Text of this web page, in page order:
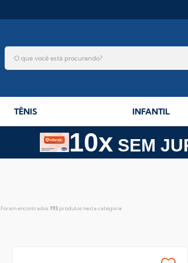
TÊNIS INFANTIL
10x SEM
Foram encontrados193produtos nesta categoria